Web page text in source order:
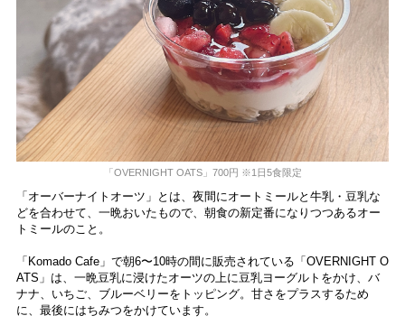
「OVERNIGHT OATS」700円 ※1日5食限定
「オーバーナイトオーツ」とは、夜間にオートミールと牛乳・豆乳な
どを合わせて、一晩おいたもので、朝食の新定番になりつつあるオー
トミールのこと。
「Komado Cafe」で朝6〜10時の間に販売されている「OVERNIGHT O
ATS」は、一晩豆乳に浸けたオーツの上に豆乳ヨーグルトをかけ、バ
ナナ、いちご、ブルーベリーをトッピング。甘さをプラスするため
に、最後にはちみつをかけています。